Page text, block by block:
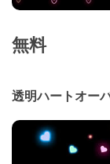
無料
透明ハートオー